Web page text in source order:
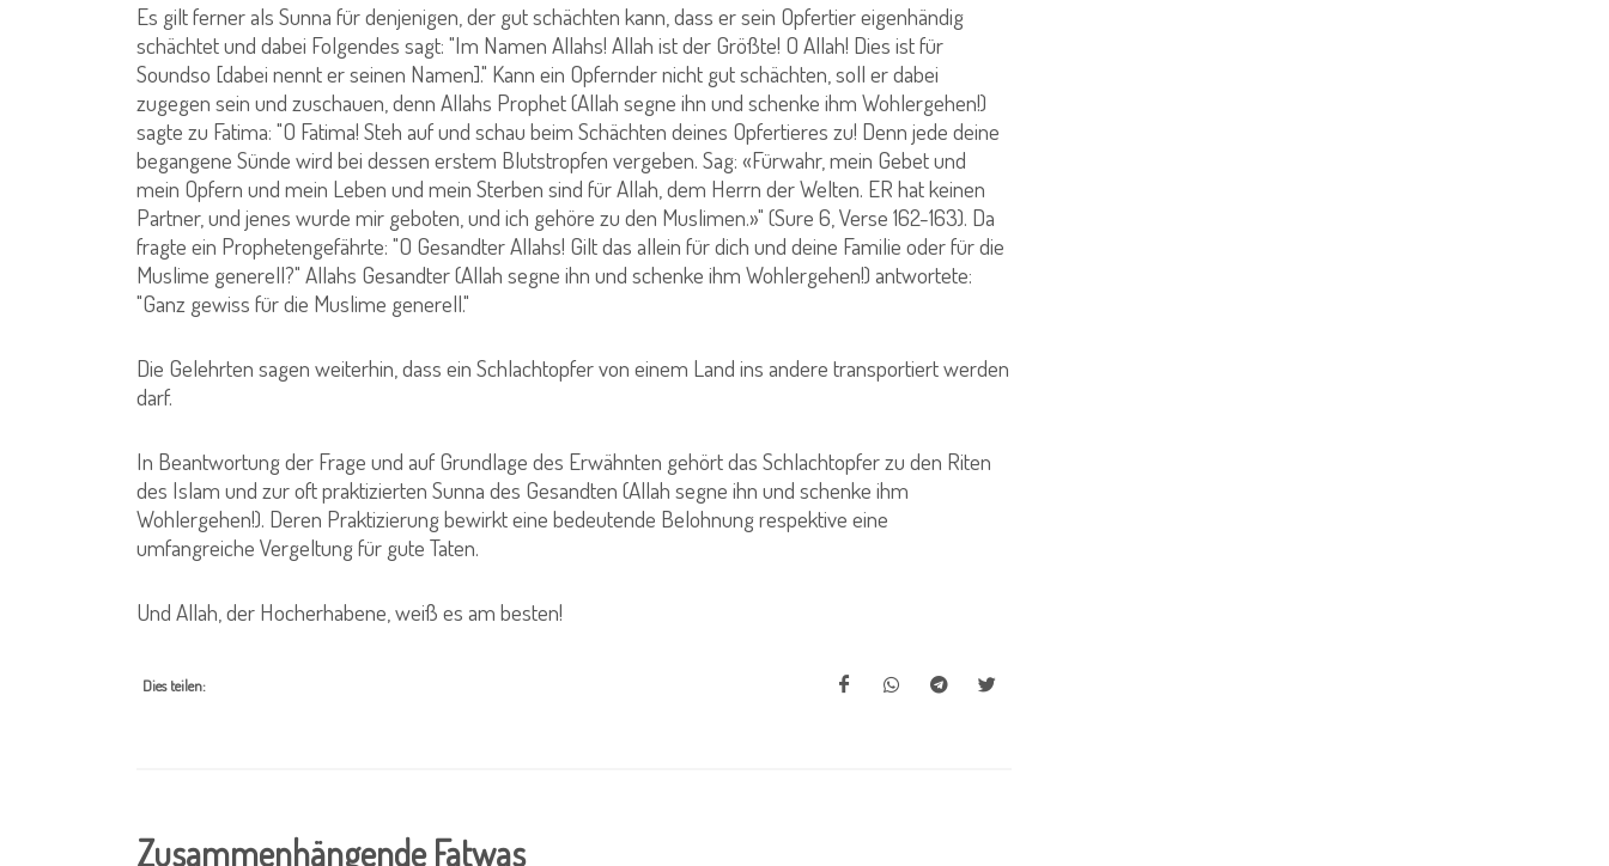
Es gilt ferner als Sunna für denjenigen, der gut schächten kann, dass er sein Opfertier eigenhändig
schächtet und dabei Folgendes sagt: "Im Namen Allahs! Allah ist der Größte! O Allah! Dies ist für
Soundso [dabei nennt er seinen Namen]." Kann ein Opfernder nicht gut schächten, soll er dabei
zugegen sein und zuschauen, denn Allahs Prophet (Allah segne ihn und schenke ihm Wohlergehen!)
sagte zu Fatima: "O Fatima! Steh auf und schau beim Schächten deines Opfertieres zu! Denn jede deine
begangene Sünde wird bei dessen erstem Blutstropfen vergeben. Sag: «Fürwahr, mein Gebet und
mein Opfern und mein Leben und mein Sterben sind für Allah, dem Herrn der Welten. ER hat keinen
Partner, und jenes wurde mir geboten, und ich gehöre zu den Muslimen.»" (Sure 6, Verse 162-163). Da
fragte ein Prophetengefährte: "O Gesandter Allahs! Gilt das allein für dich und deine Familie oder für die
Muslime generell?" Allahs Gesandter (Allah segne ihn und schenke ihm Wohlergehen!) antwortete:
"Ganz gewiss für die Muslime generell."
Die Gelehrten sagen weiterhin, dass ein Schlachtopfer von einem Land ins andere transportiert werden
darf.
In Beantwortung der Frage und auf Grundlage des Erwähnten gehört das Schlachtopfer zu den Riten
des Islam und zur oft praktizierten Sunna des Gesandten (Allah segne ihn und schenke ihm
Wohlergehen!). Deren Praktizierung bewirkt eine bedeutende Belohnung respektive eine
umfangreiche Vergeltung für gute Taten.
Und Allah, der Hocherhabene, weiß es am besten!
Dies teilen:
Zusammenhängende Fatwas